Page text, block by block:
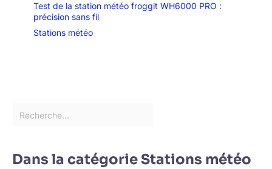
Test de la station météo froggit WH6000 PRO :
précision sans fil
Stations météo
Dans la catégorie Stations météo